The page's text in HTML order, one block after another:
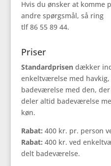
Hvis du ønsker at komme
andre spørgsmål, så ring
tlf 86 55 89 44.
Priser
Standardprisen dækker
enkeltværelse med
badeværelse med den,
deler altid badeværelse
køn.
Rabat: 400 kr. pr. person
Rabat: 400 kr. ved
delt badeværelse.